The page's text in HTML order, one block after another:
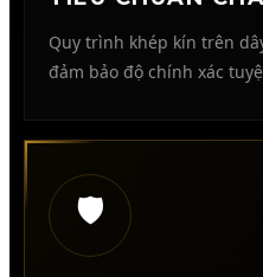
Quy trình khép kín trên
đảm bảo độ chính xác
🛡️